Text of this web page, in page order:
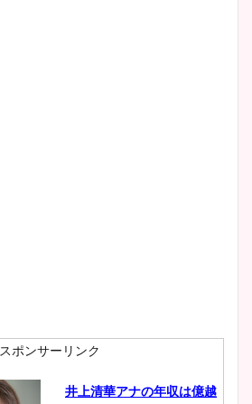
肉も凄い！
スポンサーリンク
井上清華アナの年収は億越